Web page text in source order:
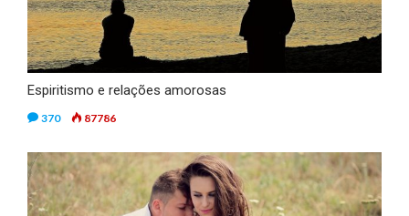
Espiritismo e relações amorosas
370 87786